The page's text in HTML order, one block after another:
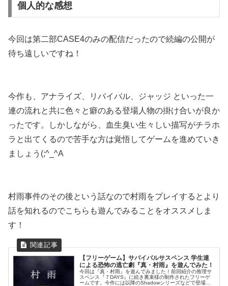
個人的な感想
今回は第二部CASE4のみの配信だったので続編の公開が
待ち遠しいですね！
今作も、アナライズ、リバイバル、ジャッジ といった一
連の流れと共に色々と癖のある登場人物の掛け合いが良か
ったです。しかしながら、血生臭い生々しい描写がチラホ
ラと出てくるので苦手な方は覚悟してゲームを進めていき
ましょう(;^_^A
村雨事件のその後という話なので村雨をプレイするとより
話を知れるのでこちらも遊んでみることをオススメしま
す！
【フリーゲーム】サバイバルサスペンス 学生達
による恐怖の逃亡劇『真・村雨』を遊んでみた！
今回は『真・村雨』を遊んでみました！前回紹介の推理サ
スペンス『７DAYS』に続き裏束様の制作されたフリーゲ
ームです。今作には以降のShadowシリーズなどで登場す